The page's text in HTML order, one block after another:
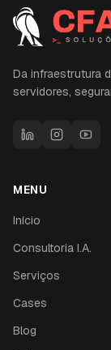
Da infraestrutura
servidores,
MENU
Início
Consultoria I.A.
Serviços
Cases
Blog